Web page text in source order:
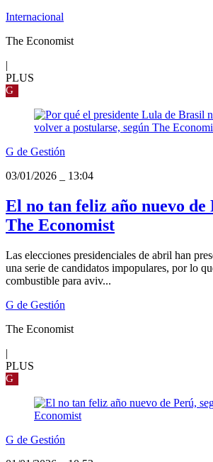
Internacional
The Economist
|
PLUS
G
G de Gestión
03/01/2026
13:04
El no tan feliz año nuevo de
The Economist
Las elecciones presidenciales de abril han
una serie de candidatos impopulares, por lo
combustible para aviv...
G de Gestión
The Economist
|
PLUS
G
G de Gestión